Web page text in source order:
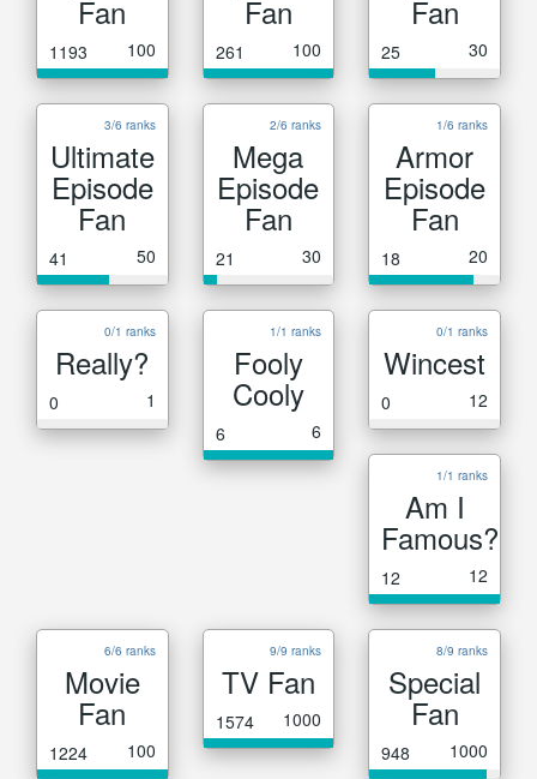
Fan
1193 100
Fan
261 100
Fan
25 30
3/6 ranks
Ultimate
Episode
Fan
41 50
2/6 ranks
Mega
Episode
Fan
21 30
1/6 ranks
Armor
Episode
Fan
18 20
0/1 ranks
Really?
0 1
1/1 ranks
Fooly
Cooly
6 6
0/1 ranks
Wincest
0 12
1/1 ranks
Am I
Famous?
12 12
6/6 ranks
Movie
Fan
1224 100
9/9 ranks
TV Fan
1574 1000
8/9 ranks
Special
Fan
948 1000